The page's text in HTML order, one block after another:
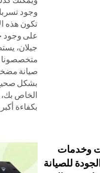
وجود
تكون هذه
على وجود
جيلان،
متخصصونا
صيانة
بشكل
الخاص
بكفاءة
وخدمات
للصيانة